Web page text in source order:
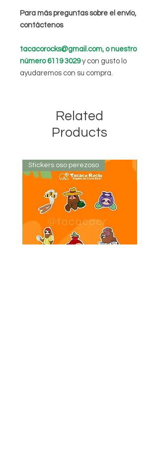
Para más preguntas sobre el envío,
contáctenos
tacacorocks@gmail.com, o nuestro
número 6119 3029y con gusto lo
ayudaremos con su compra.
Related
Products
Stickers oso perezoso